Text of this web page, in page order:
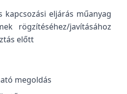
kapcsozási eljárás műanyag
rögzítéséhez/javításához
előtt
megoldás